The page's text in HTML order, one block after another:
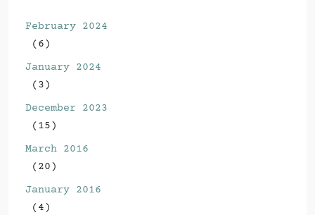
February 2024
(6)
January 2024
(3)
December 2023
(15)
March 2016
(20)
January 2016
(4)